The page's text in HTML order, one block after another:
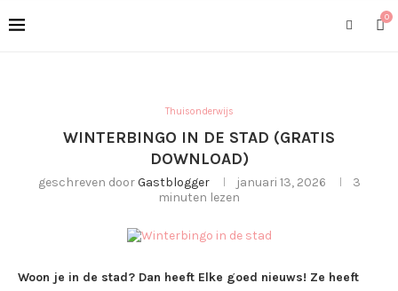
0
Thuisonderwijs
WINTERBINGO IN DE STAD (GRATIS
DOWNLOAD)
geschreven doorGastblogger januari 13, 2026
3
minuten lezen
Woon je in de stad? Dan heeft Elke goed nieuws! Ze heeft